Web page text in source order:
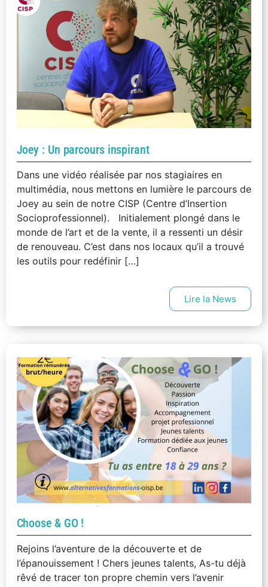
Joey : Un parcours inspirant
Dans une vidéo réalisée par nos stagiaires en
multimédia, nous mettons en lumière le parcours de
Joey au sein de notre CISP (Centre d’Insertion
Socioprofessionnel). Initialement plongé dans le
monde de l’art et de la vente, il a ressenti un désir
de renouveau. C’est dans nos locaux qu’il a trouvé
les outils pour redéfinir […]
Lire la News
Choose & GO !
Rejoins l’aventure de la découverte et de
l’épanouissement ! Chers jeunes talents, As-tu déjà
rêvé de tracer ton propre chemin vers l’avenir